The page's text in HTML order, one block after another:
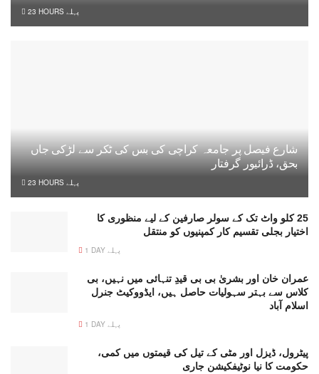
23 HOURS پہلے
شارع فیصل پر جامعہ کراچی کی بس کی ٹکر سے لڑکی جاں
بحق، ڈرائیور گرفتار
23 HOURS پہلے
25 کلو واٹ تک کے سولر صارفین کے لیے منظوری کا
اختیار بجلی تقسیم کار کمپنیوں کو منتقل
1 DAY پہلے
عمران خان اور بشریٰ بی بی قیدِ تنہائی میں نہیں، بی
کلاس سے بہتر سہولیات حاصل ہیں، ایڈووکیٹ جنرل
اسلام آباد
1 DAY پہلے
پیٹرول، ڈیزل اور مٹی کے تیل کی قیمتوں میں کمی،
حکومت کا نیا نوٹیفکیشن جاری